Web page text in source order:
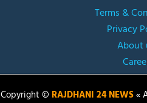
Terms &
Privacy
About
Copyright © RAJDHANI 24 NEWS«